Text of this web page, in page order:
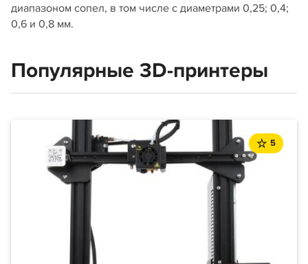
диапазоном сопел, в том числе с диаметрами 0,25; 0,4;
0,6 и 0,8 мм.
Популярные 3D-принтеры
5